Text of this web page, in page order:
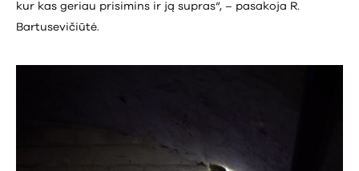
kur kas geriau prisimins ir ją supras“, – pasakoja R.
Bartusevičiūtė.